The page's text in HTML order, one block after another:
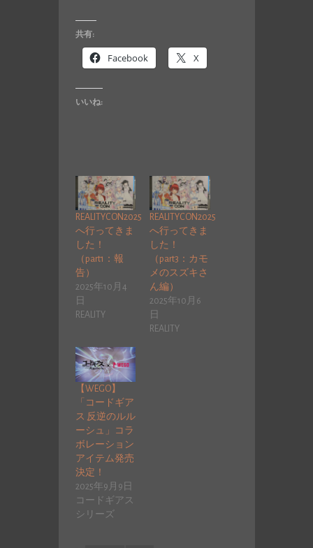
共有:
Facebook X
いいね:
REALITYCON2025
へ行ってきま
した！
（part1：報
告）
2025年10月4
日
REALITY
REALITYCON2025
へ行ってきま
した！
（part3：カモ
メのスズキさ
ん編）
2025年10月6
日
REALITY
【WEGO】
「コードギア
ス 反逆のルル
ーシュ」コラ
ボレーション
アイテム発売
決定！
2025年9月9日
コードギアス
シリーズ